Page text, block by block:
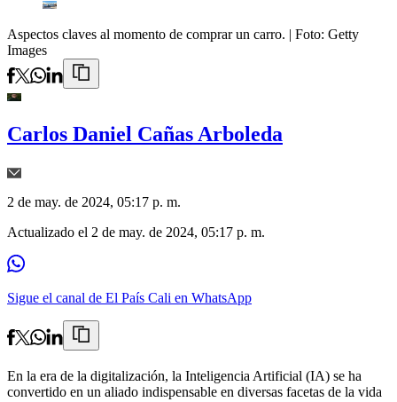
Aspectos claves al momento de comprar un carro. | Foto: Getty
Images
Carlos Daniel Cañas Arboleda
2 de may. de 2024, 05:17 p. m.
Actualizado el 2 de may. de 2024, 05:17 p. m.
Sigue el canal de El País Cali en WhatsApp
En la era de la digitalización, la Inteligencia Artificial (IA) se ha
convertido en un aliado indispensable en diversas facetas de la vida